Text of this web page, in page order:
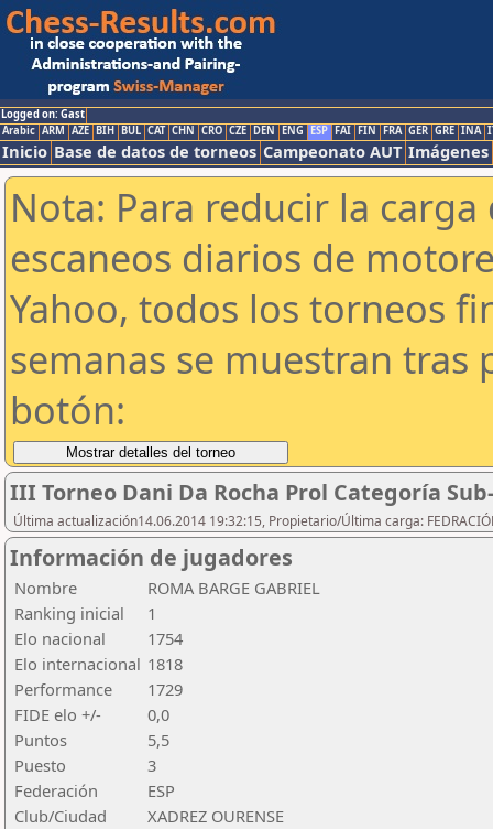
Logged on: Gast
Arabic ARM AZE BIH BUL CAT CHN CRO CZE DEN ENG ESP FAI FIN FRA GER GRE INA
Inicio Base de datos de torneos Campeonato AUT Imágenes
Nota: Para reducir la
escaneos diarios de
Yahoo, todos los torneos
semanas se muestran tras
botón:
III Torneo Dani Da Rocha Prol Categoría
Última actualización14.06.2014 19:32:15, Propietario/Última carga:
Información de jugadores
Nombre
ROMA BARGE GABRIEL
Ranking inicial
1
Elo nacional
1754
Elo internacional 1818
Performance
1729
FIDE elo +/-
0,0
Puntos
5,5
Puesto
3
Federación
ESP
Club/Ciudad
XADREZ OURENSE